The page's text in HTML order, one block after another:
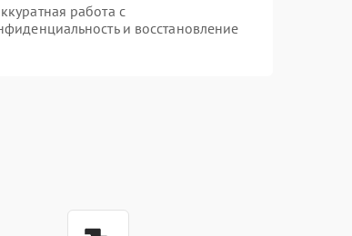
работа с
и восстановление